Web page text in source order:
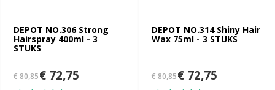
DEPOT NO.306 Strong
Hairspray 400ml - 3
STUKS
€ 80,85€ 72,75
DEPOT NO.314 Shiny Hair
Wax 75ml - 3 STUKS
€ 80,85€ 72,75